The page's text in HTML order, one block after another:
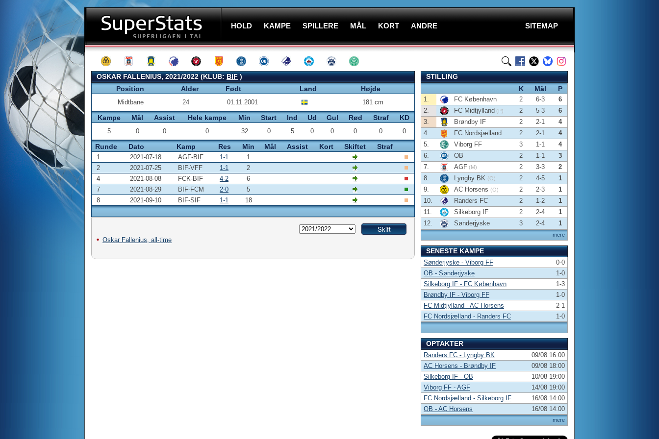
HOLD KAMPE SPILLERE MÅL KORT ANDRE SITEMAP
OSKAR FALLENIUS, 2021/2022 (KLUB:BIF)
Position
Alder Født Land Højde
Midtbane 24 01.11.2001 181 cm
Kampe Mål Assist Hele kampe Min Start Ind Ud Gul Rød Straf KD
5 0 0 0 32 0 5 0 0 0 0 0
Runde Dato Kamp Res Min Mål Assist Kort Skiftet Straf
1 2021-07-18 AGF-BIF 1-1
1
2
2021-07-25 BIF-VFF 1-1
2
4
2021-08-08 FCK-BIF 4-2
6
7
2021-08-29 BIF-FCM 2-0
5
8
2021-09-10 BIF-SIF 1-1 18
Oskar Fallenius, all-time
STILLING
K
Mål P
mere
1. FC København 2 6-3
6
2.
FC Midtjylland (P) 2 5-3
6
3.
Brøndby IF 2 2-1
4
4.
FC Nordsjælland 2 2-1
4
5.
Viborg FF 3 1-1
4
6.
OB 2 1-1
3
7.
AGF (M) 2 3-3
2
8.
Lyngby BK (O) 2 4-5
1
9.
AC Horsens (O) 2 2-3
1
10.
Randers FC 2 1-2
1
11.
Silkeborg IF 2 2-4
1
12.
Sønderjyske 3 2-4 1
SENESTE KAMPE
Sønderjyske - Viborg FF
0-0
OB - Sønderjyske
1-0
Silkeborg IF - FC København
1-3
Brøndby IF - Viborg FF
1-0
FC Midtjylland - AC Horsens
2-1
FC Nordsjælland - Randers FC
1-0
OPTAKTER
mere
Randers FC - Lyngby BK
09/08 16:00
AC Horsens - Brøndby IF
09/08 18:00
Silkeborg IF - OB
10/08 19:00
Viborg FF - AGF
14/08 19:00
FC Nordsjælland - Silkeborg IF
16/08 14:00
OB - AC Horsens
16/08 14:00